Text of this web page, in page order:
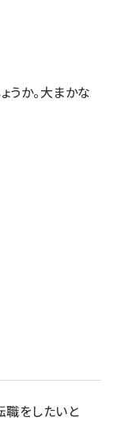
うか。大まかな
職をしたいと